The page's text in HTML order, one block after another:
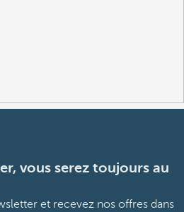
vous serez toujours au
et recevez nos offres dans